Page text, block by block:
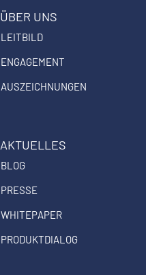
ÜBER UNS
LEITBILD
ENGAGEMENT
AUSZEICHNUNGEN
AKTUELLES
BLOG
PRESSE
WHITEPAPER
PRODUKTDIALOG